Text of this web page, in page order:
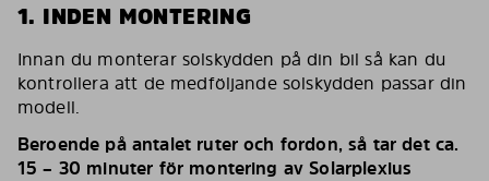
1. INDEN MONTERING
Innan du monterar solskydden på din bil så kan du
kontrollera att de medföljande solskydden passar din
modell.
Beroende på antalet ruter och fordon, så tar det ca.
15 – 30 minuter för montering av Solarplexius